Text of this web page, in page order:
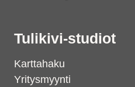
Tulikivi-studiot
Karttahaku
Yritysmyynti